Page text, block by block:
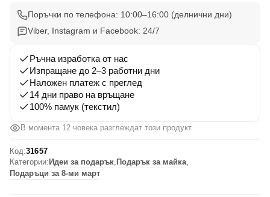
за
майка
Мама“
оригинален
подарък
Поръчки по телефона: 10:00–16:00 (делнични дни)
Viber, Instagram и Facebook: 24/7
Ръчна изработка от нас
Изпращане до 2–3 работни дни
Наложен платеж с преглед
14 дни право на връщане
100% памук (текстил)
В момента 12 човека разглеждат този продукт
Код:31657
Категории: Идеи за подарък, Подарък за майка,
Подаръци за 8-ми март